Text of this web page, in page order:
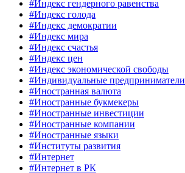
#Индекс гендерного равенства
#Индекс голода
#Индекс демократии
#Индекс мира
#Индекс счастья
#Индекс цен
#Индекс экономической свободы
#Индивидуальные предприниматели
#Иностранная валюта
#Иностранные букмекеры
#Иностранные инвестиции
#Иностранные компании
#Иностранные языки
#Институты развития
#Интернет
#Интернет в РК